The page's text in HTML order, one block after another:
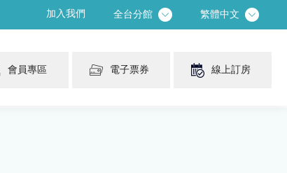
加入我們 全台分館 繁體中文
會員專區 電子票券 線上訂房